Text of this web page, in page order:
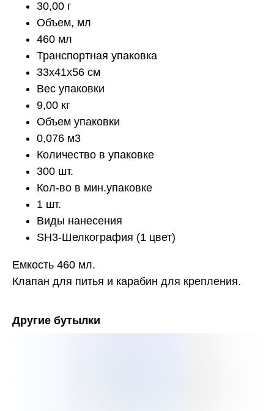
30,00 г
Объем, мл
460 мл
Транспортная упаковка
33x41x56 см
Вес упаковки
9,00 кг
Объем упаковки
0,076 м3
Количество в упаковке
300 шт.
Кол-во в мин.упаковке
1 шт.
Виды нанесения
SH3-Шелкография (1 цвет)
Емкость 460 мл.
Клапан для питья и карабин для крепления.
Другие бутылки